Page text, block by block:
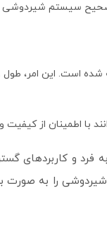
صحیح سیستم
شده است. این امر،
با اطمینان از
0000/0329، با توجه به
را به صورت